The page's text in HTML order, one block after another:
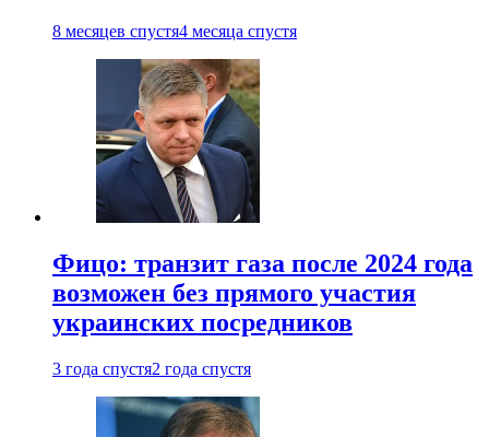
8 месяцев спустя4 месяца спустя
Фицо: транзит газа после 2024 года
возможен без прямого участия
украинских посредников
3 года спустя2 года спустя